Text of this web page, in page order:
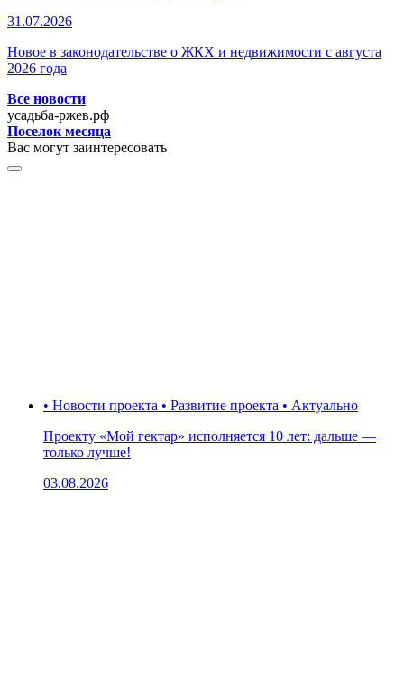
31.07.2026
Новое в законодательстве о ЖКХ и недвижимости с августа
2026 года
Все новости
усадьба-ржев.рф
Поселок месяца
Вас могут заинтересовать
• Новости проекта • Развитие проекта • Актуально
Проекту «Мой гектар» исполняется 10 лет: дальше —
только лучше!
03.08.2026